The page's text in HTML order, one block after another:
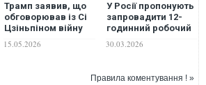
Трамп заявив, що
обговорював із Сі
Цзіньпіном війну
РФ проти України, і
відреагував на
15.05.2026
У Росії пропонують
запровадити 12-
годинний робочий
день та
шестиденку
30.03.2026
Правила коментування ! »